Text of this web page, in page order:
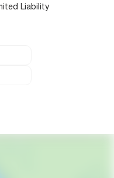
Liability